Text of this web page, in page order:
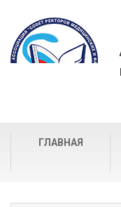
ГЛАВНАЯ